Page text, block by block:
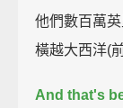
他們數百萬
橫越大西洋(
And that's